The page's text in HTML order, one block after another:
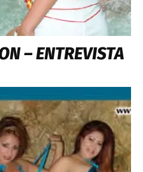
– ENTREVISTA